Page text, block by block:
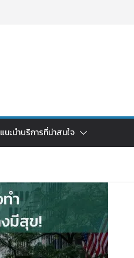
แนะนำบริการที่น่าสนใจ